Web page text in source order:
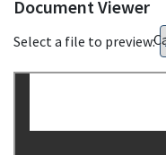
Document Viewer
Select a file to preview: